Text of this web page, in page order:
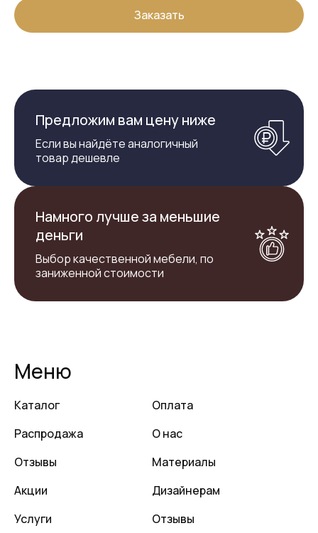
Заказать
Предложим вам цену ниже
Если вы найдёте аналогичный
товар дешевле
Намного лучше за меньшие
деньги
Выбор качественной мебели, по
заниженной стоимости
Меню
Каталог
Распродажа
Отзывы
Акции
Услуги
Оплата
О нас
Материалы
Дизайнерам
Отзывы